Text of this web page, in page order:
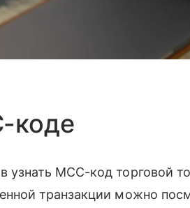
коде
узнать МСС-код торговой
транзакции можно